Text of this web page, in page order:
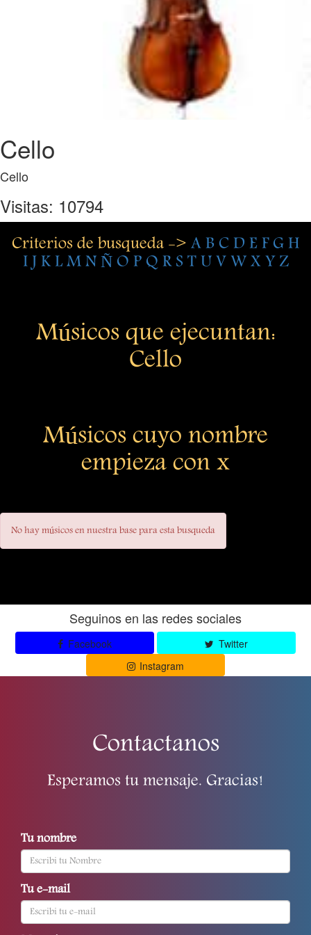
Cello
Cello
Visitas: 10794
Criterios de busqueda -> A B C D E F G H
I J K L M N Ñ O P Q R S T U V W X Y Z
Músicos que ejecuntan:
Cello
Músicos cuyo nombre
empieza con x
No hay músicos en nuestra base para esta busqueda
Seguinos en las redes sociales
Facebook
Twitter
Instagram
Contactanos
Esperamos tu mensaje. Gracias!
Tu nombre
Tu e-mail